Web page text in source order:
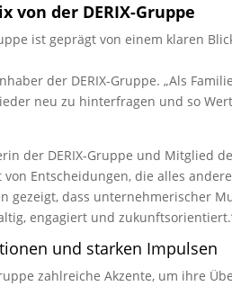
von der DERIX-Gruppe
ist geprägt von einem klaren
der DERIX-Gruppe. „Als
neu zu hinterfragen und so
der DERIX-Gruppe und Mitglied
Entscheidungen, die alles
gezeigt, dass unternehmerischer
engagiert und
und starken Impulsen
zahlreiche Akzente, um ihre